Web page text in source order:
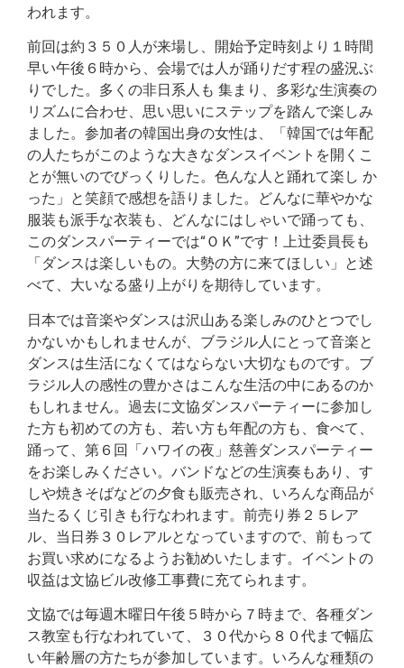
われます。
前回は約３５０人が来場し、開始予定時刻より１時間
早い午後６時から、会場では人が踊りだす程の盛況ぶ
りでした。多くの非日系人も 集まり、多彩な生演奏の
リズムに合わせ、思い思いにステップを踏んで楽しみ
ました。参加者の韓国出身の女性は、「韓国では年配
の人たちがこのような大きなダンスイベントを開くこ
とが無いのでびっくりした。色んな人と踊れて楽し か
った」と笑顔で感想を語りました。どんなに華やかな
服装も派手な衣装も、どんなにはしゃいで踊っても、
このダンスパーティーでは“ＯＫ”です！上辻委員長も
「ダンスは楽しいもの。大勢の方に来てほしい」と述
べて、大いなる盛り上がりを期待しています。
日本では音楽やダンスは沢山ある楽しみのひとつでし
かないかもしれませんが、ブラジル人にとって音楽と
ダンスは生活になくてはならない大切なものです。ブ
ラジル人の感性の豊かさはこんな生活の中にあるのか
もしれません。過去に文協ダンスパーティーに参加し
た方も初めての方も、若い方も年配の方も、食べて、
踊って、第６回「ハワイの夜」慈善ダンスパーティー
をお楽しみください。バンドなどの生演奏もあり、す
しや焼きそばなどの夕食も販売され、いろんな商品が
当たるくじ引きも行なわれます。前売り券２５レア
ル、当日券３０レアルとなっていますので、前もって
お買い求めになるようお勧めいたします。イベントの
収益は文協ビル改修工事費に充てられます。
文協では毎週木曜日午後５時から７時まで、各種ダン
ス教室も行なわれていて、３０代から８０代まで幅広
い年齢層の方たちが参加しています。いろんな種類の